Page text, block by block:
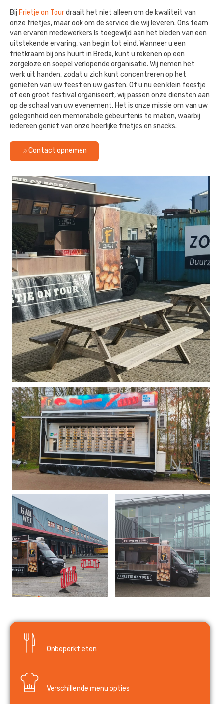
Bij Frietje on Tourdraait het niet alleen om de kwaliteit van
onze frietjes, maar ook om de service die wij leveren. Ons team
van ervaren medewerkers is toegewijd aan het bieden van een
uitstekende ervaring, van begin tot eind. Wanneer u een
frietkraam bij ons huurt in Breda, kunt u rekenen op een
zorgeloze en soepel verlopende organisatie. Wij nemen het
werk uit handen, zodat u zich kunt concentreren op het
genieten van uw feest en uw gasten. Of u nu een klein feestje
of een groot festival organiseert, wij passen onze diensten aan
op de schaal van uw evenement. Het is onze missie om van uw
gelegenheid een memorabele gebeurtenis te maken, waarbij
iedereen geniet van onze heerlijke frietjes en snacks.
Contact opnemen
Onbeperkt eten
Verschillende menu opties